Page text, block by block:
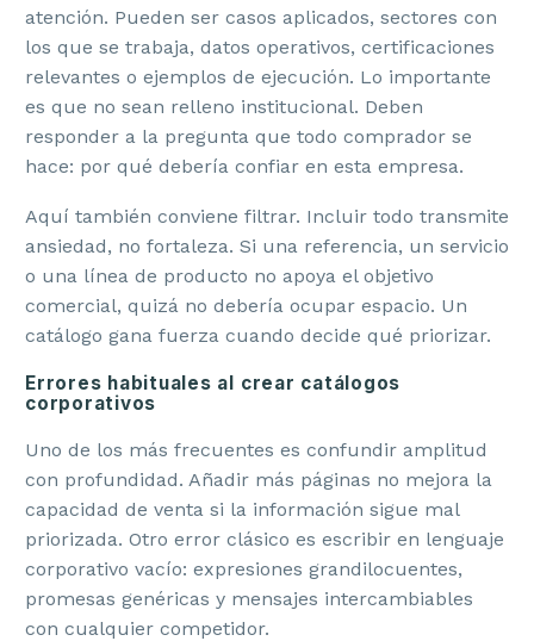
atención. Pueden ser casos aplicados, sectores con
los que se trabaja, datos operativos, certificaciones
relevantes o ejemplos de ejecución. Lo importante
es que no sean relleno institucional. Deben
responder a la pregunta que todo comprador se
hace: por qué debería confiar en esta empresa.
Aquí también conviene filtrar. Incluir todo transmite
ansiedad, no fortaleza. Si una referencia, un servicio
o una línea de producto no apoya el objetivo
comercial, quizá no debería ocupar espacio. Un
catálogo gana fuerza cuando decide qué priorizar.
Errores habituales al crear catálogos
corporativos
Uno de los más frecuentes es confundir amplitud
con profundidad. Añadir más páginas no mejora la
capacidad de venta si la información sigue mal
priorizada. Otro error clásico es escribir en lenguaje
corporativo vacío: expresiones grandilocuentes,
promesas genéricas y mensajes intercambiables
con cualquier competidor.